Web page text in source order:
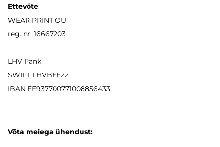
Ettevõte
WEAR PRINT OÜ
reg. nr. 16667203
LHV Pank
SWIFT LHVBEE22
IBAN EE937700771008856433
Võta meiega ühendust: